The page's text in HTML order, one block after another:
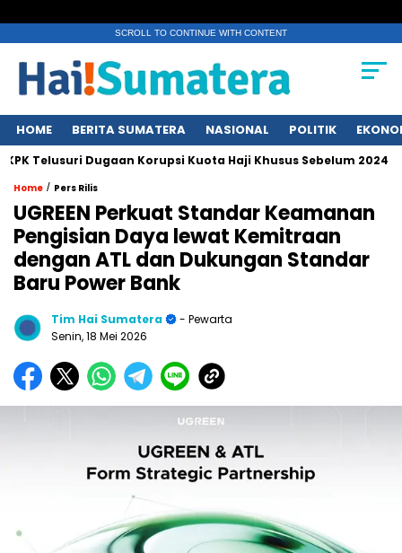
SCROLL TO CONTINUE WITH CONTENT
HOME BERITA SUMATERA NASIONAL POLITIK
Dugaan Korupsi Kuota Haji Khusus Sebelum 2024
Home / Pers Rilis
UGREEN Perkuat Standar Keamanan
Pengisian Daya lewat Kemitraan
dengan ATL dan Dukungan Standar
Baru Power Bank
Tim Hai Sumatera
- Pewarta
Senin, 18 Mei 2026